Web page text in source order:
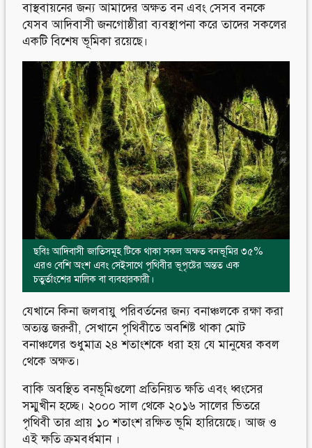
বাস্থবায়নের জন্য আমাদের অক্ষত বন এবং সেসব বনকে
যেসব আদিবাসী জনগোষ্ঠীরা ব্যবস্থাপনা করে তাদের সকলের
একটি বিশেষ ভূমিকা রয়েছে।
ছবিঃ আদিবাসী জাতিসমূহ টিকে থাকা সকল অক্ষত বনভূমির ৩৫%
এরও বেশি অংশ এবং সেইসাথে পৃথিবীর ভূপৃষ্টের অন্তত এক
চতুর্তাংশের মালিক বা ব্যবহারকারী।
যেখানে কিনা জলবায়ু পরিবর্তনের জন্য বনাঞ্চলকে রক্ষা করা
অত্যন্ত জরুরী, সেখানে পৃথিবীতে অবশিষ্ট থাকা মোট
বনাঞ্চলের শুধুমাত্র ২৪ শতাংশকে ধরা হয় যে মানুষের কবল
থেকে অক্ষত।
বাকি অবস্থিত বনভূমিগুলো প্রতিনিয়ত ক্ষতি এবং ধ্বংসের
সম্মুখীন হচ্ছে। ২০০০ সাল থেকে ২০১৬ সালের ভিতরে
পৃথিবী তার প্রায় ১০ শতাংশ রক্ষিত ভূমি হারিয়েছে। আজ ও
এই ক্ষতি ক্রমবর্ধমান ।